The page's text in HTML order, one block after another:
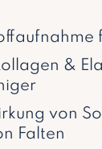
&
von
Falten